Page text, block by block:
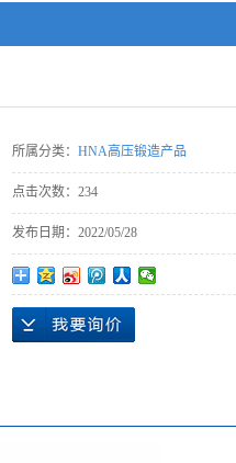
所属分类： HNA高压锻造产品
点击次数： 234
发布日期： 2022/05/28